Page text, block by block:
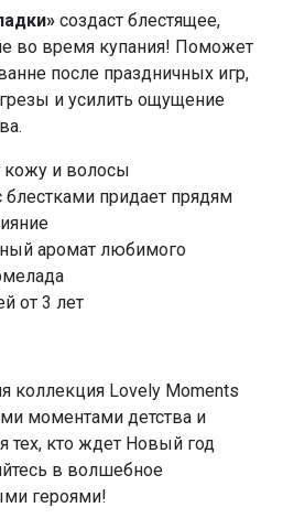
создаст блестящее,
во время купания! Поможет
после праздничных игр,
и усилить ощущение
кожу и волосы
блестками придает прядям
аромат любимого
от 3 лет
коллекция Lovely Moments
моментами детства и
тех, кто ждет Новый год
в волшебное
героями!